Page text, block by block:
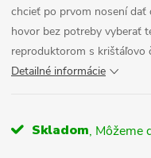
chcieť po prvom nosení
hovor bez potreby vyberať
reproduktorom s krištáľovo
Detailné informácie
Skladom